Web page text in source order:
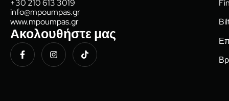
+30 210 613 3019
info@mpoumpas.gr
www.mpoumpas.gr
Ακολουθήστε μας